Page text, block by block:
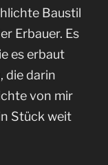
Baustil
Erbauer. Es
es erbaut
die darin
von mir
Stück weit